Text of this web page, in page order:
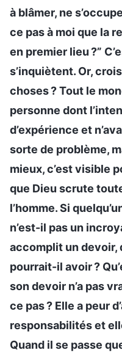
à blâmer, ne
ce pas à moi que la
en premier lieu ?”
s’inquiètent. Or,
choses ? Tout le
personne dont
d’expérience et
sorte de problème,
mieux, c’est visible
que Dieu scrute
l’homme. Si
n’est-il pas un
accomplit un devoir,
pourrait-il avoir ?
son devoir n’a pas
ce pas ? Elle a peur
responsabilités et
Quand il se passe